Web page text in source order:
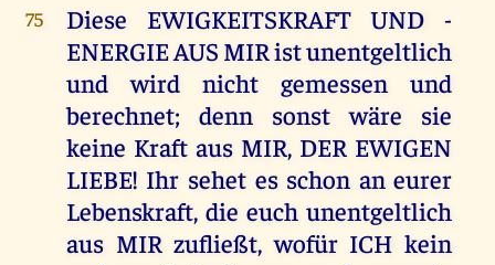
75
Diese EWIGKEITSKRAFT UND -
ENERGIE AUS MIR ist unentgeltlich
und wird nicht gemessen und
berechnet; denn sonst wäre sie
keine Kraft aus MIR, DER EWIGEN
LIEBE! Ihr sehet es schon an eurer
Lebenskraft, die euch unentgeltlich
aus MIR zufließt, wofür ICH kein